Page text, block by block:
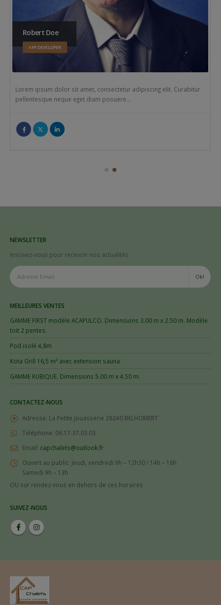
Robert Doe
APP DEVELOPER
Lorem ipsum dolor sit amet, consectetur adipiscing elit. Curabitur
pellentesque neque eget diam posuere…
NEWSLETTER
Inscivez-vous pour recevoir nos actualités
MEILLEURES VENTES
GAMME FIRST modèle ACAPULCO. Dimensions 3.00 m x 2.50 m. Modèle
toit 2 pentes.
Pod isolé 4,8m
Kota Grill 16,5 m² avec extension sauna
GAMME KUBIQUE. Dimensions 5.00 m x 4.50 m.
CONTACTEZ-NOUS
Adresse: La Petite Jouasserie 28240 BELHOMERT
Téléphone: 06.17.37.03.03
Email: capchalets@outlook.fr
Ouvert au public: Jeudi, vendredi 9h – 12h30 / 14h – 18h
Samedi 9h – 13h
OU sur rendez-vous en dehors de ces horaires
SUIVEZ-NOUS